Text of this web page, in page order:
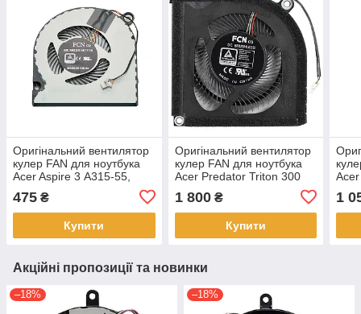
Оригінальний вентилятор
кулер FAN для ноутбука
Acer Aspire 3 A315-55,
A315-55G (DC28000NSF0)
475 ₴
Купити
Оригінальний вентилятор
кулер FAN для ноутбука
Acer Predator Triton 300
1 800₴
Купити
1
Акційні пропозиції та новинки
–18% –18%